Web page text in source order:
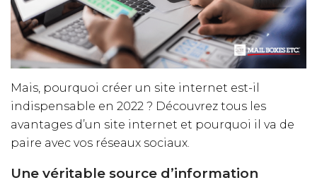
Mais, pourquoi créer un site internet est-il
indispensable en 2022 ? Découvrez tous les
avantages d’un site internet et pourquoi il va de
paire avec vos réseaux sociaux.
Une véritable source d’information